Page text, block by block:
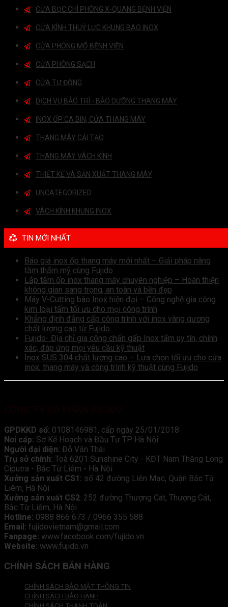
CỬA BỌC CHÌ PHÒNG X-QUANG BỆNH VIỆN
CỬA KÍNH THUỶ LỰC KHUNG BAO INOX
CỬA PHÒNG MỔ BỆNH VIỆN
CỬA PHÒNG SẠCH
CỬA TỰ ĐỘNG
DỊCH VỤ BẢO TRÌ - BẢO DƯỠNG THANG MÁY
INOX ỐP CA BIN, CỬA THANG MÁY
THANG MÁY CẢI TẠO
THANG MÁY VÁCH KÍNH
THIẾT KẾ VÀ SẢN XUẤT THANG MÁY
UNCATEGORIZED
VÁCH KÍNH KHUNG INOX
TIN MỚI NHẤT
Báo giá inox ốp thang máy mới nhất – Giải pháp nâng
tầm thẩm mỹ cùng Fujido
Lắp tấm ốp inox thang máy chuyên nghiệp – Hoàn thiện
không gian sang trọng, an toàn và bền đẹp
Máy V-Cutting bào Inox hiện đại – Công nghệ gia công
kim loại tấm tối ưu cho mọi công trình
Khẳng định đẳng cấp công trình với inox vàng gương
chất lượng cao từ Fujido
Fujido- Địa chỉ gia công chấn gấp Inox tấm uy tín, chính
xác, đáp ứng mọi yêu cầu kỹ thuật
Inox SUS 304 chất lượng cao – Lựa chọn tối ưu cho cửa
inox, thang máy và công trình kỹ thuật cùng Fujido
GPDKKD số: 0108146981, cấp ngày 25/01/2018
Nơi cấp: Sở Kế Hoạch và Đầu Tư TP Hà Nội.
Người đại diện: Đỗ Văn Thái
Trụ sở chính: Toà 6201 Sunshine City - KĐT Nam Thăng Long
Ciputra - Bắc Từ Liêm - Hà Nội
Xưởng sản xuất CS1: số 42 đường Liên Mạc, Quận Bắc Từ
Liêm, Hà Nội
Xưởng sản xuất CS2: 252 đường Thượng Cát, Thượng Cát,
Bắc Từ Liêm, Hà Nội
Hotline: 0988 866 673 / 0966 355 588
Email: fujidovietnam@gmail.com
Fanpage: www.facebook.com/fujido.vn
Website: www.fujido.vn
CHÍNH SÁCH BÁN HÀNG
CHÍNH SÁCH BẢO MẬT THÔNG TIN
CHÍNH SÁCH BẢO HÀNH